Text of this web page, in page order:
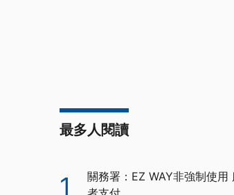
最多人閱讀
1
關務署：EZ WAY非強制使用